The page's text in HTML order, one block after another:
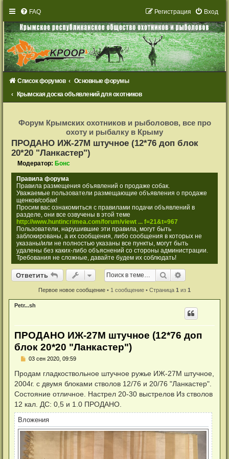
FAQ Вход
Регистрация
Список форумов
Основные форумы
Крымская доска объявлений для охотников
с
т
р
я
Форум Крымских охотников и рыболовов, все про
охоту и рыбалку в Крыму
ПРОДАНО ИЖ-27М штучное (12*76 доп блок
20*20 "Ланкастер")
Модератор: Бонс
Правила форума
Правила размещения объявлений о продаже собак.
Уважаемые пользователи размещающие объявления о продаже
щенков/собак!
Просим вас ознакомиться с правилами подачи объявлений в
разделе, они все озвучены в этой теме
http://www.huntincrimea.com/forum/viewt ... f=21&t=967
Пользователи, нарушившие эти правила, могут быть
заблокированы, а их сообщения, либо сообщения в которых не
указаны/или не полностью указаны все пункты, могут быть
удалены без каких-либо объяснений со стороны администрации.
Требования не сложные, давайте будем их соблюдать!
Ответить
Ответить Поиск
Первое новое сообщение • 1 сообщение • Страница 1 из 1
Petr...sh
ПРОДАНО ИЖ-27М штучное (12*76 доп
блок 20*20 "Ланкастер")
Н
п
р
о
и
т
а
н
о
е
с
о
03 сен 2020, 09:59
Продам гладкоствольное штучное ружье ИЖ-27М штучное,
2004г. с двумя блоками стволов 12/76 и 20/76 "Ланкастер".
Состояние отличное. Настрел 20-30 выстрелов Из стволов
12 кал. ДС: 0,5 и 1.0 ПРОДАНО.
Вложения